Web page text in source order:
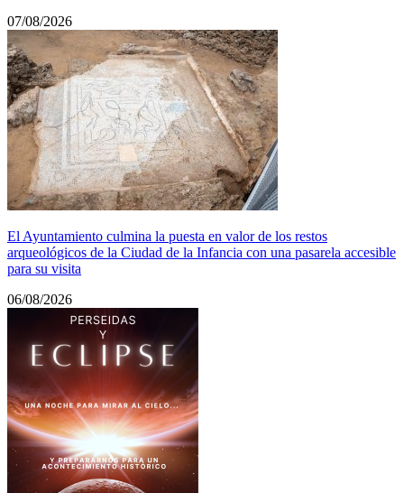
07/08/2026
El Ayuntamiento culmina la puesta en valor de los restos
arqueológicos de la Ciudad de la Infancia con una pasarela accesible
para su visita
06/08/2026